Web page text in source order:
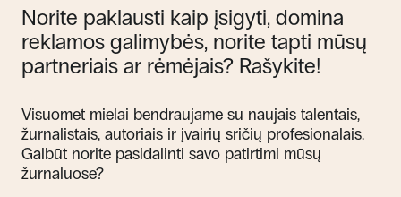
Norite paklausti kaip įsigyti, domina
reklamos galimybės, norite tapti mūsų
partneriais ar rėmėjais? Rašykite!
Visuomet mielai bendraujame su naujais talentais,
žurnalistais, autoriais ir įvairių sričių profesionalais.
Galbūt norite pasidalinti savo patirtimi mūsų
žurnaluose?